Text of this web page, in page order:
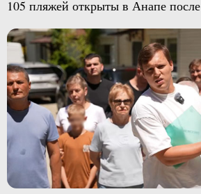
105 пляжей открыты в Анапе после